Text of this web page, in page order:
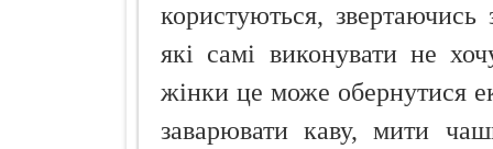
користуються,
які самі виконувати не
жінки це може обернутися
заварювати каву, мити